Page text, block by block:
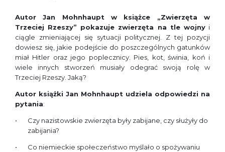
Autor Jan Mohnhaupt w książce „Zwierzęta w
Trzeciej Rzeszy” pokazuje zwierzęta na tle wojnyi
ciągle zmieniającej się sytuacji politycznej. Z tej pozycji
dowiesz się, jakie podejście do poszczególnych gatunków
miał Hitler oraz jego poplecznicy. Pies, kot, świnia, koń i
wiele innych stworzeń musiały odegrać swoją rolę w
Trzeciej Rzeszy. Jaką?
Autor książki Jan Mohnhaupt udziela odpowiedzi na
pytania:
Czy nazistowskie zwierzęta były zabijane, czy służyły do
zabijania?
Co niemieckie społeczeństwo myślało o spożywaniu